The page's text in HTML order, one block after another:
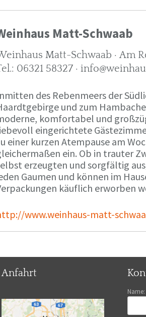
Matt-Schwaab
Matt-Schwaab · Am
06321 58327 ·
des Rebenmeers der
und zum
komfortabel und
eingerichtete
einer kurzen Atempause am
ein. Ob in trauter
erzeugten und sorgfältig
Gaumen und können im
käuflich erworben
www.weinhaus-matt-
Anfahrt